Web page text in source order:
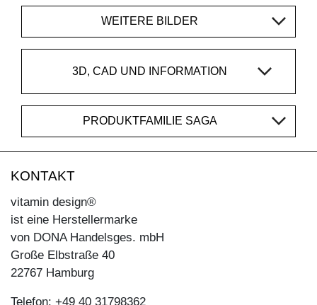
WEITERE BILDER
3D, CAD UND INFORMATION
PRODUKTFAMILIE SAGA
KONTAKT
vitamin design®
ist eine Herstellermarke
von DONA Handelsges. mbH
Große Elbstraße 40
22767 Hamburg
Telefon: +49 40 31798362